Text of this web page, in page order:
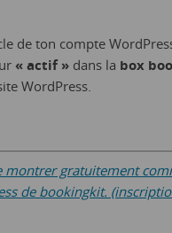
de ton compte
« actif » dans la box
WordPress.
montrer gratuitement
de bookingkit.